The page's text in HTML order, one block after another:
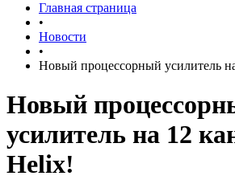
Главная страница
•
Новости
•
Новый процессорный усилитель
Новый
усилитель на 12
Helix!